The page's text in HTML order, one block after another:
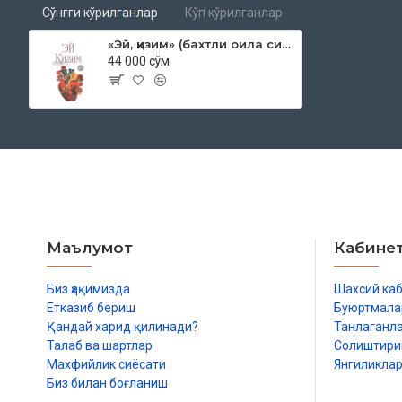
Сўнгги кўрилганлар Кўп кўрилганлар
«Эй, қизим» (бахтли оила сирлари)
44 000 сўм
Маълумот
Биз ҳақимизда
Етказиб бериш
Қандай харид қилинади?
Талаб ва шартлар
Махфийлик сиёсати
Биз билан боғланиш
Шахсий
Янгиликлар